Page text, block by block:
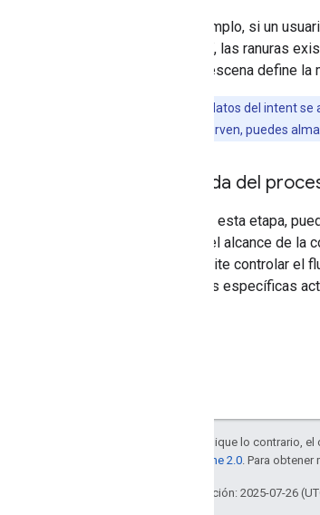
Por ejemplo, si un
, las ranuras
si esa escena define
Los datos del intent
datos se conserven, puedes
Entrada del
Durante esta etapa,
definir el alcance de la
te permite controlar el
escenas específicas
Salvo que se indique lo contrario,
licencia Apache 2.0 . Para
Última actualización: 2025-07-26